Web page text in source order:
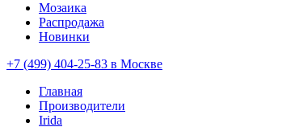
Мозаика
Распродажа
Новинки
+7 (499) 404-25-83 в Москве
Главная
Производители
Irida